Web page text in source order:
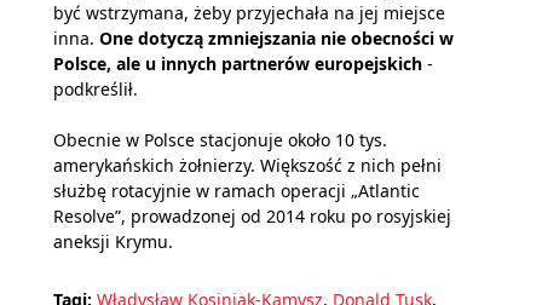
być wstrzymana, żeby przyjechała na jej miejsce
inna. One dotyczą zmniejszania nie obecności w
Polsce, ale u innych partnerów europejskich -
podkreślił.
Obecnie w Polsce stacjonuje około 10 tys.
amerykańskich żołnierzy. Większość z nich pełni
służbę rotacyjnie w ramach operacji „Atlantic
Resolve”, prowadzonej od 2014 roku po rosyjskiej
aneksji Krymu.
Tagi: Władysław Kosiniak-Kamysz, Donald Tusk,